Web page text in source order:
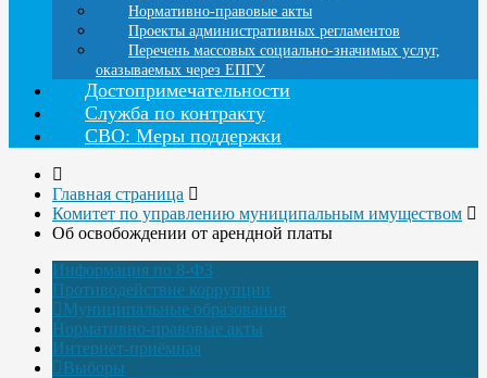
Нормативно-правовые акты
Проекты административных регламентов
Перечень массовых социально-значимых услуг,
оказываемых через ЕПГУ
Достопримечательности
Служба по контракту
СВО: Меры поддержки
Главная страница
Комитет по управлению муниципальным имуществом
Об освобождении от арендной платы
Информация по 8-ФЗ
Противодействие коррупции
Муниципальные образования
Нормативно-правовые акты
Интернет-приёмная
Выборы